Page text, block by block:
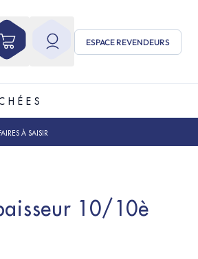
ESPACE REVENDEURS
À SAISIR
10/10è